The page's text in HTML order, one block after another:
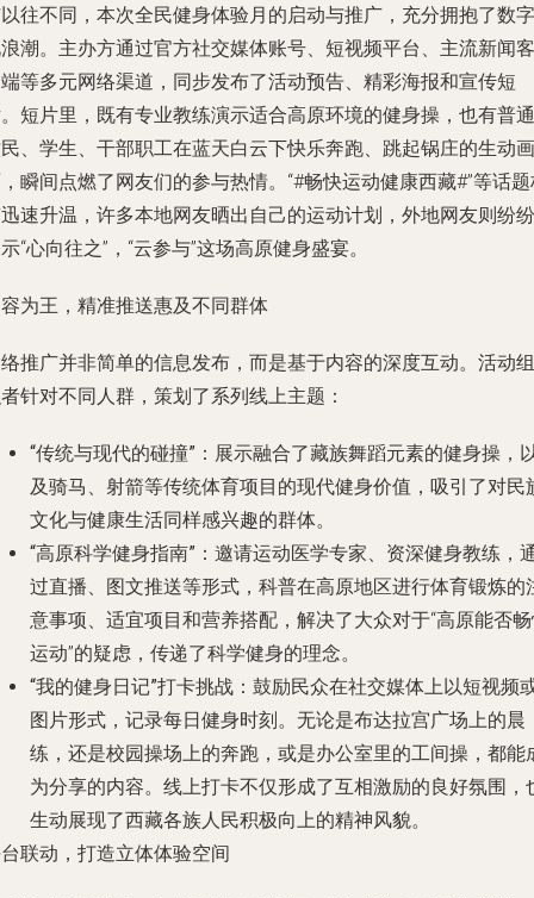
往不同，本次全民健身体验月的启动与推广，充分拥抱了数字
潮。主办方通过官方社交媒体账号、短视频平台、主流新闻客
等多元网络渠道，同步发布了活动预告、精彩海报和宣传短
短片里，既有专业教练演示适合高原环境的健身操，也有普通
、学生、干部职工在蓝天白云下快乐奔跑、跳起锅庄的生动画
瞬间点燃了网友们的参与热情。“#畅快运动健康西藏#”等话
速升温，许多本地网友晒出自己的运动计划，外地网友则纷纷
“心向往之”，“云参与”这场高原健身盛宴。
为王，精准推送惠及不同群体
推广并非简单的信息发布，而是基于内容的深度互动。活动组
针对不同人群，策划了系列线上主题：
“传统与现代的碰撞” ：展示融合了藏族舞蹈元素的健身操，
及骑马、射箭等传统体育项目的现代健身价值，吸引了对民
文化与健康生活同样感兴趣的群体。
“高原科学健身指南” ：邀请运动医学专家、资深健身教练，
过直播、图文推送等形式，科普在高原地区进行体育锻炼的
意事项、适宜项目和营养搭配，解决了大众对于“高原能否
运动”的疑虑，传递了科学健身的理念。
“我的健身日记”打卡挑战 ：鼓励民众在社交媒体上以短视频
图片形式，记录每日健身时刻。无论是布达拉宫广场上的晨
练，还是校园操场上的奔跑，或是办公室里的工间操，都能
为分享的内容。线上打卡不仅形成了互相激励的良好氛围，
生动展现了西藏各族人民积极向上的精神风貌。
联动，打造立体体验空间